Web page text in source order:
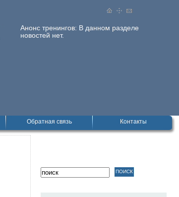
Анонс тренингов: В данном разделе
новостей нет.
Обратная связь Контакты